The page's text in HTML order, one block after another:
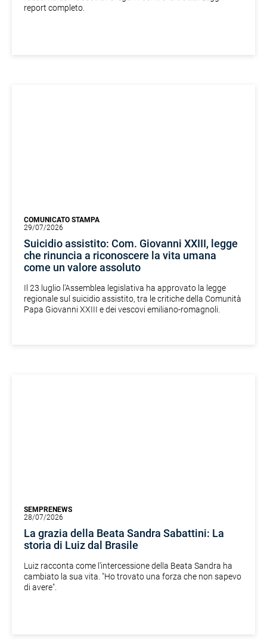
report completo.
COMUNICATO STAMPA
29/07/2026
Suicidio assistito: Com. Giovanni XXIII, legge
che rinuncia a riconoscere la vita umana
come un valore assoluto
Il 23 luglio l’Assemblea legislativa ha approvato la legge
regionale sul suicidio assistito, tra le critiche della Comunità
Papa Giovanni XXIII e dei vescovi emiliano-romagnoli.
SEMPRENEWS
28/07/2026
La grazia della Beata Sandra Sabattini: La
storia di Luiz dal Brasile
Luiz racconta come l'intercessione della Beata Sandra ha
cambiato la sua vita. "Ho trovato una forza che non sapevo
di avere".